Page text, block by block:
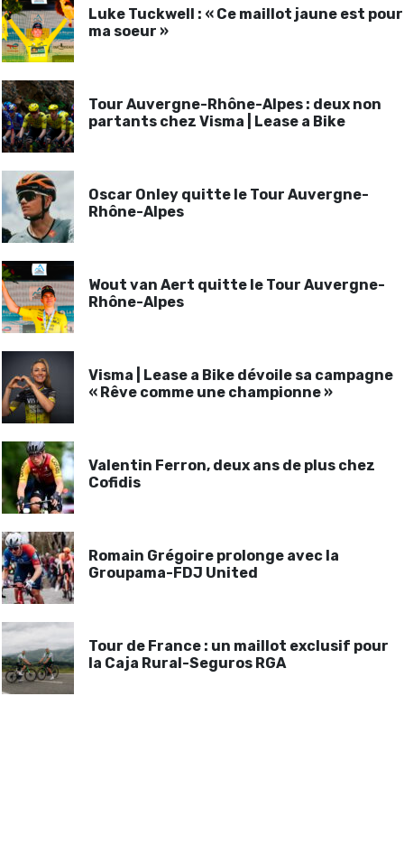
Luke Tuckwell : « Ce maillot jaune est pour
ma soeur »
Tour Auvergne-Rhône-Alpes : deux non
partants chez Visma | Lease a Bike
Oscar Onley quitte le Tour Auvergne-
Rhône-Alpes
Wout van Aert quitte le Tour Auvergne-
Rhône-Alpes
Visma | Lease a Bike dévoile sa campagne
« Rêve comme une championne »
Valentin Ferron, deux ans de plus chez
Cofidis
Romain Grégoire prolonge avec la
Groupama-FDJ United
Tour de France : un maillot exclusif pour
la Caja Rural-Seguros RGA